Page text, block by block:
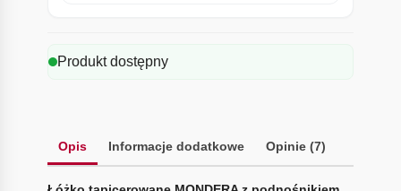
Produkt dostępny
Opis Informacje dodatkowe Opinie (7)